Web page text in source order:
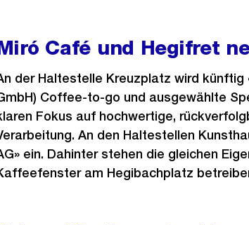
Café und Hegifret
der Haltestelle Kreuzplatz wird
Coffee-to-go und ausgewählte
Fokus auf hochwertige,
An den Haltestellen
ein. Dahinter stehen die gleichen
am Hegibachplatz